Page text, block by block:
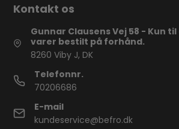
Kontakt os
Gunnar Clausens Vej 58 - Kun
varer bestilt på forhånd.
8260 Viby J, DK
Telefonnr.
70206686
E-mail
kundeservice@befro.dk